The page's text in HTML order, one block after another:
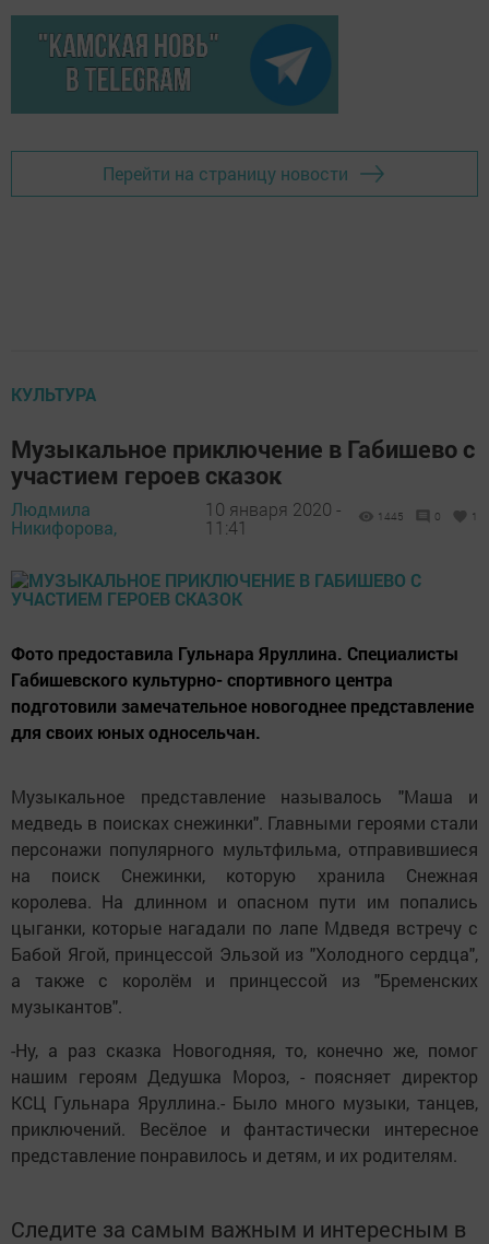
Перейти на страницу новости
КУЛЬТУРА
Музыкальное приключение в Габишево с
участием героев сказок
Людмила
Никифорова,
10 января 2020 -
11:41
1445 0 1
Фото предоставила Гульнара Яруллина. Специалисты
Габишевского культурно- спортивного центра
подготовили замечательное новогоднее представление
для своих юных односельчан.
Музыкальное представление называлось "Маша и
медведь в поисках снежинки". Главными героями стали
персонажи популярного мультфильма, отправившиеся
на поиск Снежинки, которую хранила Снежная
королева. На длинном и опасном пути им попались
цыганки, которые нагадали по лапе Мдведя встречу с
Бабой Ягой, принцессой Эльзой из "Холодного сердца",
а также с королём и принцессой из "Бременских
музыкантов".
-Ну, а раз сказка Новогодняя, то, конечно же, помог
нашим героям Дедушка Мороз, - поясняет директор
КСЦ Гульнара Яруллина.- Было много музыки, танцев,
приключений. Весёлое и фантастически интересное
представление понравилось и детям, и их родителям.
Следите за самым важным и интересным в